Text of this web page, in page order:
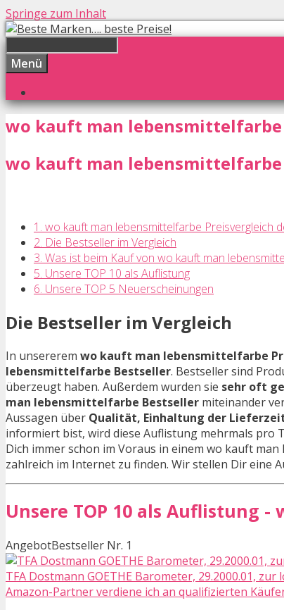
Springe zum Inhalt
Menü
wo kauft man lebensmittelfarbe
wo kauft man
1. wo kauft man lebensmittelfarbe Preisvergleich
2. Die Bestseller im Vergleich
3. Was ist beim Kauf von wo kauft man
5. Unsere TOP 10 als Auflistung
6. Unsere TOP 5 Neuerscheinungen
Die Bestseller im Vergleich
In unsererem wo kauft man lebensmittelfarbe
lebensmittelfarbe Bestseller. Bestseller sind
überzeugt haben. Außerdem wurden sie sehr oft
man lebensmittelfarbe Bestseller miteinander
Aussagen über Qualität, Einhaltung der
informiert bist, wird diese Auflistung mehrmals pro
Dich immer schon im Voraus in einem wo kauft
zahlreich im Internet zu finden. Wir stellen Dir eine
Unsere TOP 10 als Auflistung
AngebotBestseller Nr. 1
TFA Dostmann GOETHE Barometer, 29.2000.01,
Amazon-Partner verdiene ich an qualifizierten